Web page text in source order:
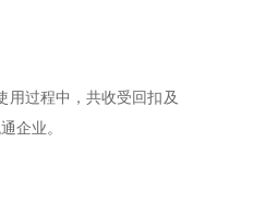
用过程中，共收受回扣及
企业。